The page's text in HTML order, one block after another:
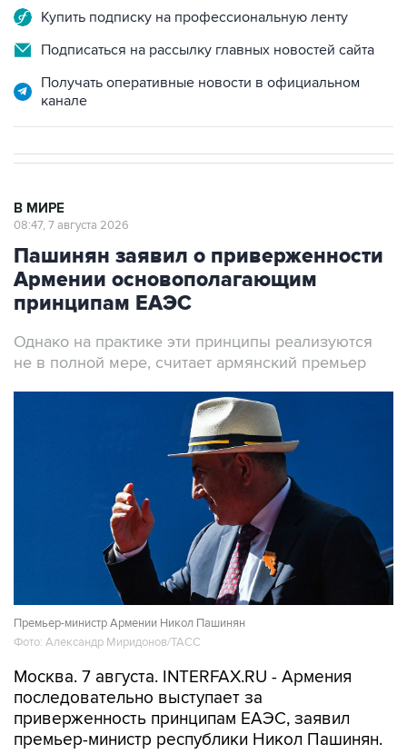
Купить подписку на профессиональную ленту
Подписаться на рассылку главных новостей сайта
Получать оперативные новости в официальном
канале
В МИРЕ
08:47, 7 августа 2026
Пашинян заявил о приверженности
Армении основополагающим
принципам ЕАЭС
Однако на практике эти принципы реализуются
не в полной мере, считает армянский премьер
Премьер-министр Армении Никол Пашинян
Фото: Александр Миридонов/ТАСС
Москва. 7 августа. INTERFAX.RU - Армения
последовательно выступает за
приверженность принципам ЕАЭС, заявил
премьер-министр республики Никол Пашинян.